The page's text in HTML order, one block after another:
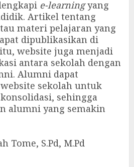
e-learningyang
Artikel tentang
materi pelajaran yang
dipublikasikan di
website juga menjadi
antara sekolah dengan
Alumni dapat
sekolah untuk
sehingga
alumni yang semakin
Tome, S.Pd, M.Pd